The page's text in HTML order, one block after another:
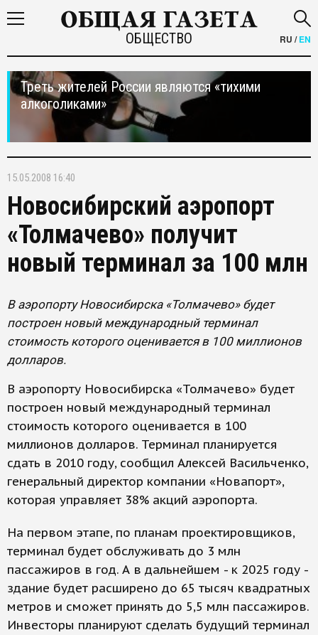
ОБЩЕСТВО RU /EN
Треть жителей России являются «тихими
алкоголиками»
15.05.2008 16:40
Новосибирский аэропорт
«Толмачево» получит
новый терминал за 100 млн
В аэропорту Новосибирска «Толмачево» будет
построен новый международный терминал
стоимость которого оценивается в 100 миллионов
долларов.
В аэропорту Новосибирска «Толмачево» будет
построен новый международный терминал
стоимость которого оценивается в 100
миллионов долларов. Терминал планируется
сдать в 2010 году, сообщил Алексей Васильченко,
генеральный директор компании «Новапорт»,
которая управляет 38% акций аэропорта.
На первом этапе, по планам проектировщиков,
терминал будет обслуживать до 3 млн
пассажиров в год. А в дальнейшем - к 2025 году -
здание будет расширено до 65 тысяч квадратных
метров и сможет принять до 5,5 млн пассажиров.
Инвесторы планируют сделать будущий терминал